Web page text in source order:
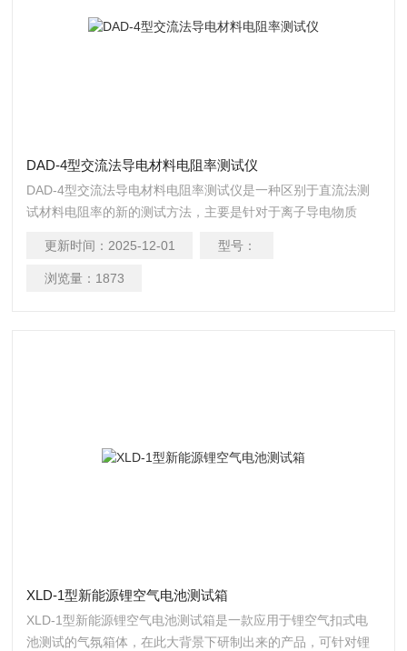
DAD-4型交流法导电材料电阻率测试仪
DAD-4型交流法导电材料电阻率测试仪是一种区别于直流法测
试材料电阻率的新的测试方法，主要是针对于离子导电物质
墨烯粉体浆料）设计的电阻率测试仪器。适用范围：广泛应用
于科研单位、高等院校对凝胶、溶液、离子导电材料以及不适
更新时间： 2025-12-01 型号：
浏览量： 1873
​XLD-1型新能源锂空气电池测试箱
XLD-1型新能源锂空气电池测试箱是一款应用于锂空气扣式电
池测试的气氛箱体，在此大背景下研制出来的产品，可针对锂